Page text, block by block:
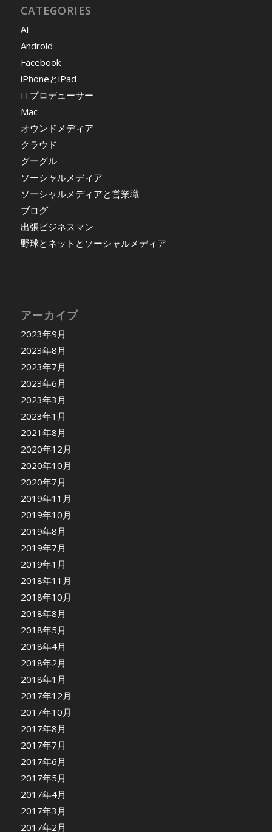
CATEGORIES
AI
Android
Facebook
iPhoneとiPad
ITプロデューサー
Mac
オウンドメディア
クラウド
グーグル
ソーシャルメディア
ソーシャルメディアと営業職
ブログ
出張ビジネスマン
野球とネットとソーシャルメディア
アーカイブ
2023年9月
2023年8月
2023年7月
2023年6月
2023年3月
2023年1月
2021年8月
2020年12月
2020年10月
2020年7月
2019年11月
2019年10月
2019年8月
2019年7月
2019年1月
2018年11月
2018年10月
2018年8月
2018年5月
2018年4月
2018年2月
2018年1月
2017年12月
2017年10月
2017年8月
2017年7月
2017年6月
2017年5月
2017年4月
2017年3月
2017年2月